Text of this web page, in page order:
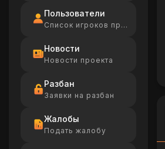
Пользователи
Список игроков проекта
Новости
Новости проекта
Разбан
Заявки на разбан
Жалобы
Подать жалобу